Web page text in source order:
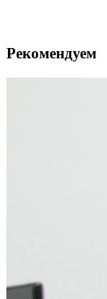
Рекомендуем